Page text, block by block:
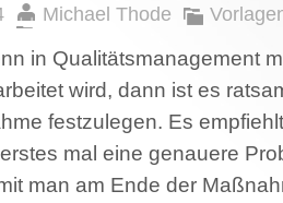
Michael Thode
in Qualitätsmanagement
wird, dann ist es
festzulegen. Es
mal eine genauere
man am Ende der